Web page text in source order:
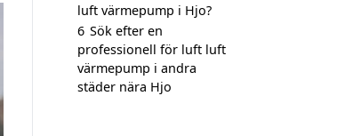
luft värmepump i Hjo?
6 Sök efter en
professionell för luft luft
värmepump i andra
städer nära Hjo